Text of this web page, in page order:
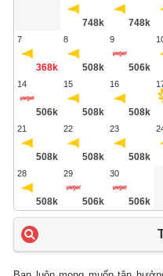
748k 748k
7
368k
8
508k
9
506k
14
506k
15
508k
16
508k
21
508k
22
508k
23
508k
28
508k
29
506k
30
506k